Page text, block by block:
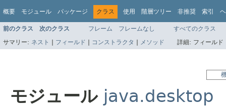
概要 モジュール パッケージ クラス 使用 階層ツリー 非推奨 索引
前のクラス 次のクラス フレーム フレームなし
すべてのクラス
サマリー: ネスト | フィールド | コンストラクタ | メソッド 詳細: フィール
モジュール java.desktop